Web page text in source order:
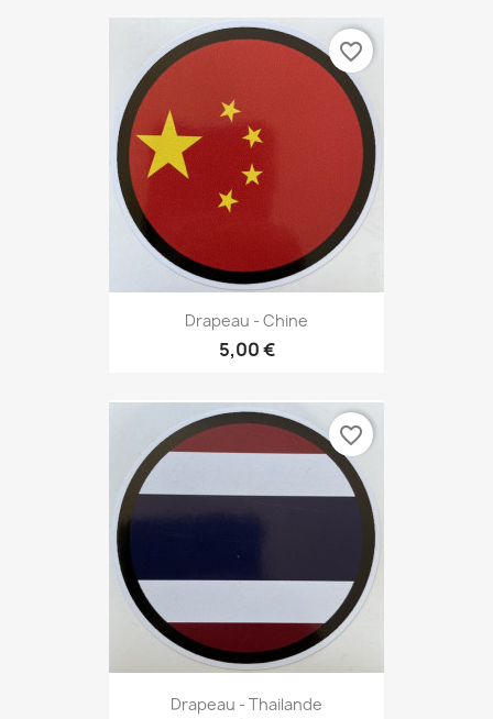
Drapeau - Chine
5,00 €
favorite_border
Drapeau - Thailande
favorite_border